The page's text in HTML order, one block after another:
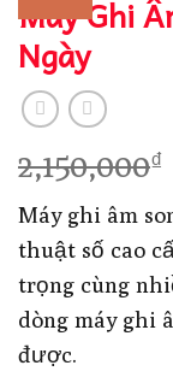
Máy Ghi
Ngày
2,150,000₫
Máy ghi âm
thuật số cao
trọng cùng
dòng máy ghi
được.